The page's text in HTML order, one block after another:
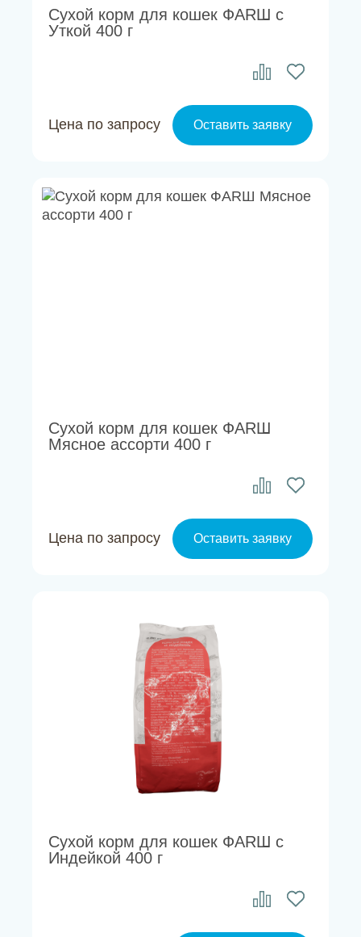
Сухой корм для кошек ФАRШ с
Уткой 400 г
Цена по запросу Оставить заявку
Сухой корм для кошек ФАRШ
Мясное ассорти 400 г
Цена по запросу Оставить заявку
Сухой корм для кошек ФАRШ с
Индейкой 400 г